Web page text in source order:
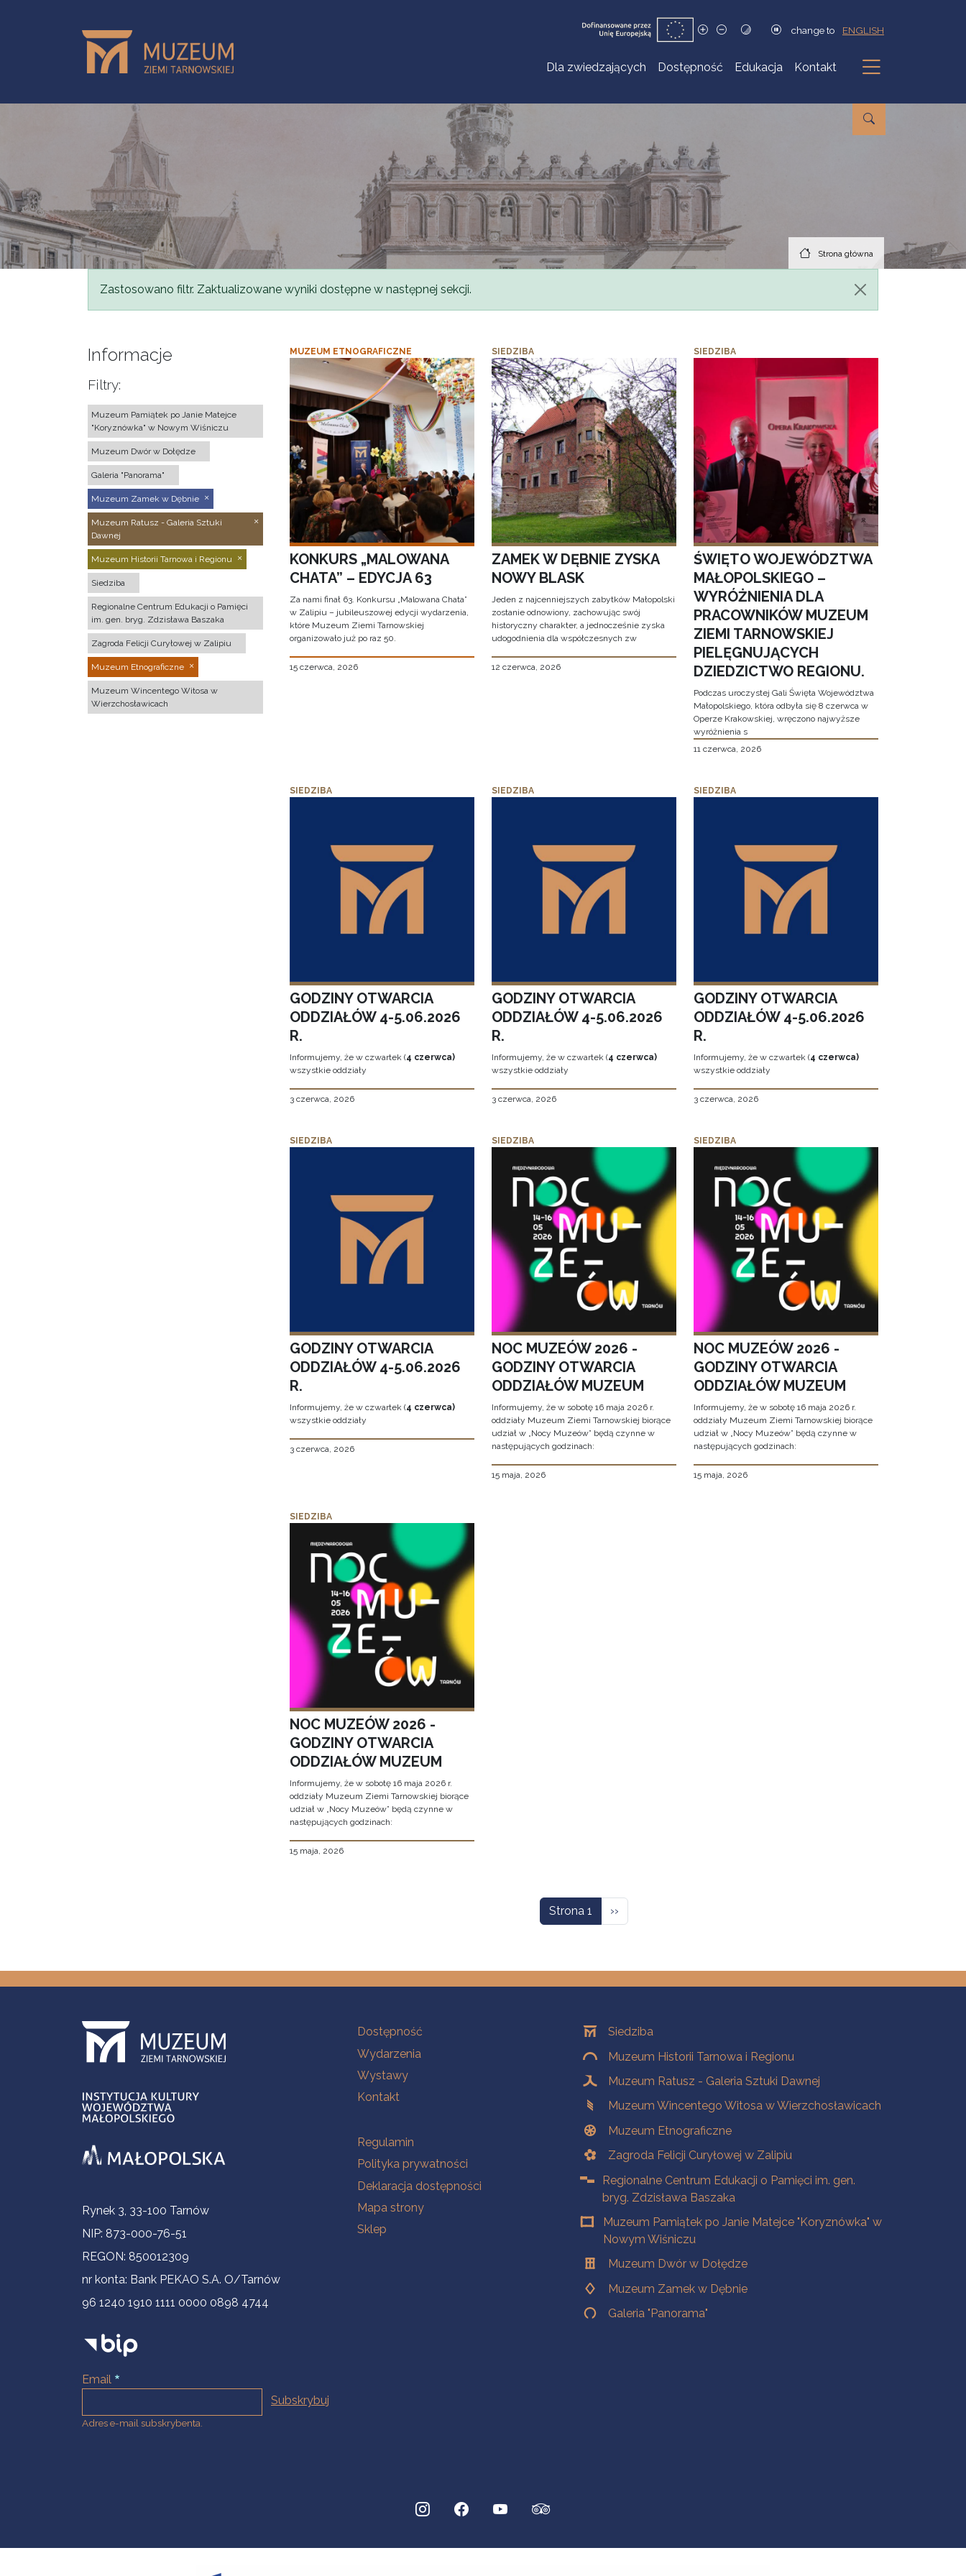
change to ENGLISH
Dla zwiedzających Dostępność Edukacja Kontakt
Podmenu
Strona główna
Komunikat
Zastosowano filtr. Zaktualizowane wyniki dostępne w następnej sekcji.
Informacje
Filtry:
Muzeum Pamiątek po Janie Matejce
"Koryznówka" w Nowym Wiśniczu
Muzeum Dwór w Dołędze
Galeria "Panorama"
Muzeum Zamek w Dębnie
Muzeum Ratusz - Galeria Sztuki
Dawnej
Muzeum Historii Tarnowa i Regionu
Siedziba
Regionalne Centrum Edukacji o Pamięci
im. gen. bryg. Zdzisława Baszaka
Zagroda Felicji Curyłowej w Zalipiu
Muzeum Etnograficzne
Muzeum Wincentego Witosa w
Wierzchosławicach
MUZEUM ETNOGRAFICZNE
KONKURS „MALOWANA
CHATA” – EDYCJA 63
Za nami finał 63. Konkursu „Malowana Chata”
w Zalipiu – jubileuszowej edycji wydarzenia,
które Muzeum Ziemi Tarnowskiej
organizowało już po raz 50.
15 czerwca, 2026
SIEDZIBA
ZAMEK W DĘBNIE ZYSKA
NOWY BLASK
Jeden z najcenniejszych zabytków Małopolski
zostanie odnowiony, zachowując swój
historyczny charakter, a jednocześnie zyska
udogodnienia dla współczesnych zw
12 czerwca, 2026
SIEDZIBA
ŚWIĘTO WOJEWÓDZTWA
MAŁOPOLSKIEGO –
WYRÓŻNIENIA DLA
PRACOWNIKÓW MUZEUM
ZIEMI TARNOWSKIEJ
PIELĘGNUJĄCYCH
DZIEDZICTWO REGIONU.
Podczas uroczystej Gali Święta Województwa
Małopolskiego, która odbyła się 8 czerwca w
Operze Krakowskiej, wręczono najwyższe
wyróżnienia s
11 czerwca, 2026
SIEDZIBA
GODZINY OTWARCIA
ODDZIAŁÓW 4-5.06.2026
R.
Informujemy, że w czwartek (4 czerwca)
wszystkie oddziały
3 czerwca, 2026
SIEDZIBA
GODZINY OTWARCIA
ODDZIAŁÓW 4-5.06.2026
R.
Informujemy, że w czwartek (4 czerwca)
wszystkie oddziały
3 czerwca, 2026
SIEDZIBA
GODZINY OTWARCIA
ODDZIAŁÓW 4-5.06.2026
R.
Informujemy, że w czwartek (4 czerwca)
wszystkie oddziały
3 czerwca, 2026
SIEDZIBA
GODZINY OTWARCIA
ODDZIAŁÓW 4-5.06.2026
R.
Informujemy, że w czwartek (4 czerwca)
wszystkie oddziały
3 czerwca, 2026
SIEDZIBA
NOC MUZEÓW 2026 -
GODZINY OTWARCIA
ODDZIAŁÓW MUZEUM
Informujemy, że w sobotę 16 maja 2026 r.
oddziały Muzeum Ziemi Tarnowskiej biorące
udział w „Nocy Muzeów” będą czynne w
następujących godzinach:
15 maja, 2026
SIEDZIBA
NOC MUZEÓW 2026 -
GODZINY OTWARCIA
ODDZIAŁÓW MUZEUM
Informujemy, że w sobotę 16 maja 2026 r.
oddziały Muzeum Ziemi Tarnowskiej biorące
udział w „Nocy Muzeów” będą czynne w
następujących godzinach:
15 maja, 2026
SIEDZIBA
NOC MUZEÓW 2026 -
GODZINY OTWARCIA
ODDZIAŁÓW MUZEUM
Informujemy, że w sobotę 16 maja 2026 r.
oddziały Muzeum Ziemi Tarnowskiej biorące
udział w „Nocy Muzeów” będą czynne w
następujących godzinach:
15 maja, 2026
Strona 1 Następna strona
››
Informacje kontaktowe
Rynek 3, 33-100 Tarnów
NIP: 873-000-76-51
REGON: 850012309
nr konta: Bank PEKAO S.A. O/Tarnów
96 1240 1910 1111 0000 0898 4744
Email
Adres e-mail subskrybenta.
Na skróty
Dostępność
Wydarzenia
Wystawy
Kontakt
Na skróty
Regulamin
Polityka prywatności
Deklaracja dostępności
Mapa strony
Sklep
OddziałySiedziba
Muzeum Historii Tarnowa i Regionu
Muzeum Ratusz - Galeria Sztuki Dawnej
Muzeum Wincentego Witosa w Wierzchosławicach
Muzeum Etnograficzne
Zagroda Felicji Curyłowej w Zalipiu
Regionalne Centrum Edukacji o Pamięci im. gen.
bryg. Zdzisława Baszaka
Muzeum Pamiątek po Janie Matejce "Koryznówka" w
Nowym Wiśniczu
Muzeum Dwór w Dołędze
Muzeum Zamek w Dębnie
Galeria "Panorama"